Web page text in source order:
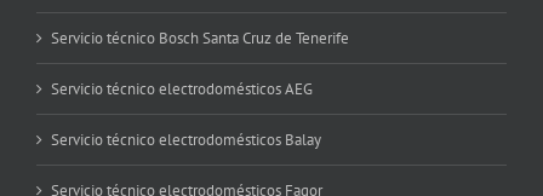
Servicio técnico Bosch Santa Cruz de Tenerife
Servicio técnico electrodomésticos AEG
Servicio técnico electrodomésticos Balay
Servicio técnico electrodomésticos Fagor